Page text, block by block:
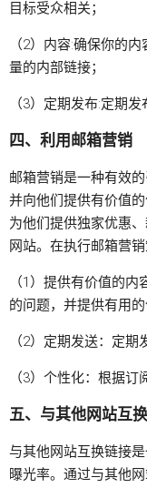
目标受众相关；
（2）内容:确保你的
量的内部链接；
（3）定期发布:定期
四、利用邮箱营销
邮箱营销是一种有效
并向他们提供有价值
为他们提供独家优惠
网站。在执行邮箱营
（1）提供有价值的
的问题，并提供有用的
（2）定期发送：定期
（3）个性化：根据订
五、与其他网站互
与其他网站互换链接
曝光率。通过与其他